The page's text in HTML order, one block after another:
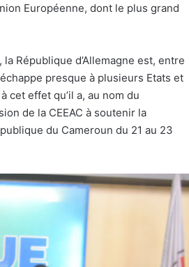
Européenne, dont le plus grand
République d’Allemagne est, entre
presque à plusieurs Etats et
cet effet qu’il a, au nom du
de la CEEAC à soutenir la
du Cameroun du 21 au 23